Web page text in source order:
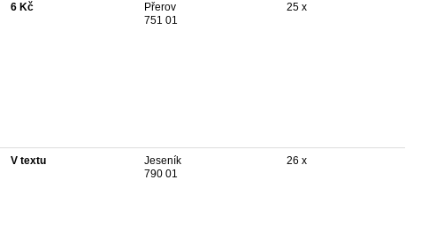
6 Kč
Přerov
751 01
25 x
V textu
Jeseník
790 01
26 x